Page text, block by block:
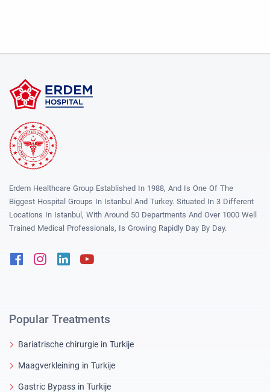
Erdem Healthcare Group Established In 1988, And Is One Of The
Biggest Hospital Groups In Istanbul And Turkey. Situated In 3 Different
Locations In Istanbul, With Around 50 Departments And Over 1000 Well
Trained Medical Professionals, Is Growing Rapidly Day By Day.
FacebookInstagram
Linkedin
Popular Treatments
Bariatrische chirurgie in Turkije
Maagverkleining in Turkije
Gastric Bypass in Turkije